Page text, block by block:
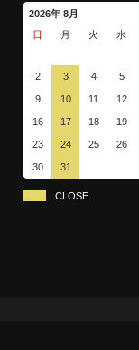
2026年 8月
日
月 火 水
2 3 4 5
9 10 11 12
16 17 18 19
23 24 25 26
30 31
CLOSE